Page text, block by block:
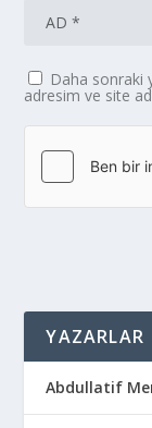
Daha sonraki
adresim ve site
YAZARLAR
Abdullatif